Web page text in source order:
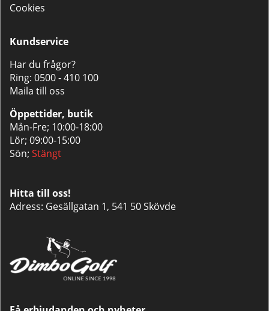
Cookies
Kundservice
Har du frågor?
Ring: 0500 - 410 100
Maila till oss
Öppettider, butik
Mån-Fre; 10:00-18:00
Lör; 09:00-15:00
Sön; Stängt
Hitta till oss!
Adress: Gesällgatan 1, 541 50 Skövde